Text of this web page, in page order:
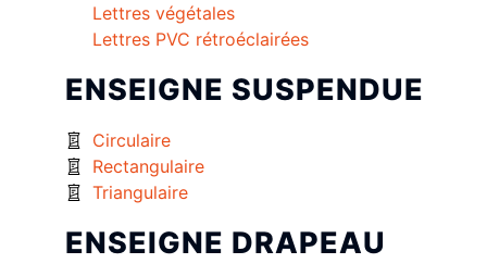
Lettres végétales
Lettres PVC rétroéclairées
ENSEIGNE SUSPENDUE
Circulaire
Rectangulaire
Triangulaire
ENSEIGNE DRAPEAU